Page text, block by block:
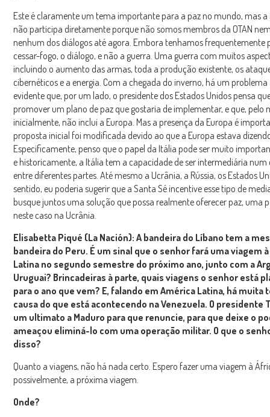
Este é claramente um tema importante para a paz no mundo, mas a
não participa diretamente porque não somos membros da OTAN
nenhum dos diálogos até agora. Embora tenhamos frequentemente
cessar-fogo, o diálogo, e não a guerra. Uma guerra com muitos
incluindo o aumento das armas, toda a produção existente, os
cibernéticos e a energia. Com a chegada do inverno, há um problema
evidente que, por um lado, o presidente dos Estados Unidos pensa
promover um plano de paz que gostaria de implementar, e que, pelo
inicialmente, não inclui a Europa. Mas a presença da Europa é
proposta inicial foi modificada devido ao que a Europa estava
Especificamente, penso que o papel da Itália pode ser muito
e historicamente, a Itália tem a capacidade de ser intermediária
entre diferentes partes. Até mesmo a Ucrânia, a Rússia, os Estados
sentido, eu poderia sugerir que a Santa Sé incentive esse tipo de
busque juntos uma solução que possa realmente oferecer paz, uma
neste caso na Ucrânia.
Elisabetta Piqué (La Nación): A bandeira do Líbano tem a
bandeira do Peru. É um sinal que o senhor fará uma viagem
Latina no segundo semestre do próximo ano, junto com a
Uruguai? Brincadeiras à parte, quais viagens o senhor está
para o ano que vem? E, falando em América Latina, há muita
causa do que está acontecendo na Venezuela. O presidente
um ultimato a Maduro para que renuncie, para que deixe o
ameaçou eliminá-lo com uma operação militar. O que o
disso?
Quanto a viagens, não há nada certo. Espero fazer uma viagem à
possivelmente, a próxima viagem.
Onde?